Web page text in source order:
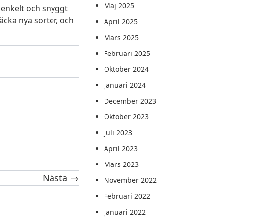
och snyggt
nya sorter, och
Nästa →
Maj 2025
April 2025
Mars 2025
Februari 2025
Oktober 2024
Januari 2024
December 2023
Oktober 2023
Juli 2023
April 2023
Mars 2023
November 2022
Februari 2022
Januari 2022